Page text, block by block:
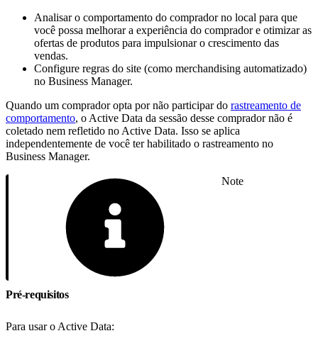
Analisar o comportamento do comprador no local para que
você possa melhorar a experiência do comprador e otimizar as
ofertas de produtos para impulsionar o crescimento das
vendas.
Configure regras do site (como merchandising automatizado)
no Business Manager.
Quando um comprador opta por não participar do rastreamento de
comportamento, o Active Data da sessão desse comprador não é
coletado nem refletido no Active Data. Isso se aplica
independentemente de você ter habilitado o rastreamento no
Business Manager.
Note
Pré-requisitos
Para usar o Active Data: